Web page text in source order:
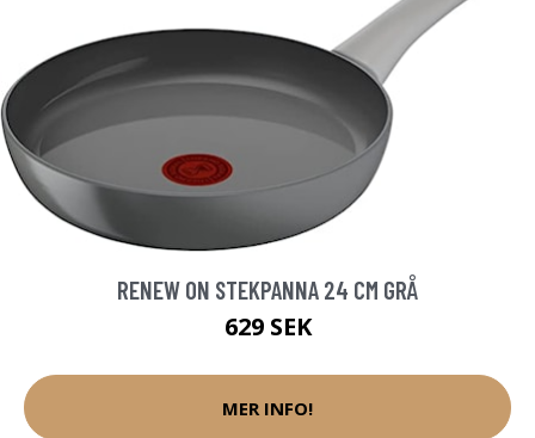
RENEW ON STEKPANNA 24 CM GRÅ
629 SEK
MER INFO!